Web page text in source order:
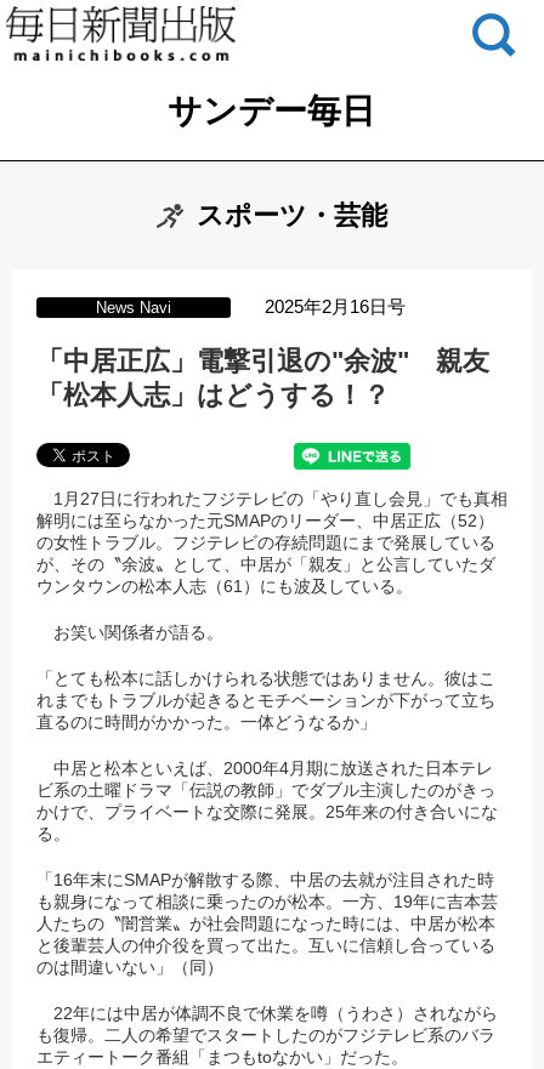
サンデー毎日
スポーツ・芸能
News Navi 2025年2月16日号
「中居正広」電撃引退の"余波" 親友
「松本人志」はどうする！？
1 月 27日に行われたフジテレビの「やり直し会見」でも真相
解明には至らなかった元SMAPのリーダー、中居正広（52）
の女性トラブル。フジテレビの存続問題にまで発展している
が、その〝余波〟として、中居が「親友」と公言していたダ
ウンタウンの松本人志（61 ）にも波及している。
お笑い関係者が語る。
「とても松本に話しかけられる状態ではありません。彼はこ
れまでもトラブルが起きるとモチベーションが下がって立ち
直るのに時間がかかった。一体どうなるか」
中居と松本といえば、 2000年4月期に放送された日本テレ
ビ系の土曜ドラマ「伝説の教師」でダブル主演したのがきっ
かけで、プライベートな交際に発展。 25年来の付き合いにな
る。
「16年末にSMAPが解散する際、中居の去就が注目された時
も親身になって相談に乗ったのが松本。一方、 19年に吉本芸
人たちの〝闇営業〟が社会問題になった時には、中居が松本
と後輩芸人の仲介役を買って出た。互いに信頼し合っている
のは間違いない」（同）
22年には中居が体調不良で休業を噂（うわさ）されながら
も復帰。二人の希望でスタートしたのがフジテレビ系のバラ
エティートーク番組「まつもtoなかい」だった。